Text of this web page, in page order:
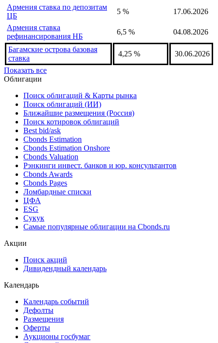
Армения ставка по депозитам
ЦБ
5 %
17.06.2026
Армения ставка
рефинансирования НБ
6,5 % 04.08.2026
Багамские острова базовая
ставка
4,25 %
30.06.2026
Показать все
Облигации
Поиск облигаций & Карты рынка
Поиск облигаций (ИИ)
Ближайшие размещения (Россия)
Поиск котировок облигаций
Best bid/ask
Cbonds Estimation
Cbonds Estimation Onshore
Cbonds Valuation
Рэнкинги инвест. банков и юр. консультантов
Cbonds Awards
Cbonds Pages
Ломбардные списки
ЦФА
ESG
Сукук
Самые популярные облигации на Cbonds.ru
Акции
Поиск акций
Дивидендный календарь
Календарь
Календарь событий
Дефолты
Размещения
Оферты
Аукционы госбумаг